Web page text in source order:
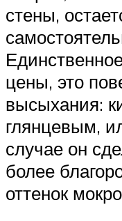
стены,
цены, это
высыхания:
глянцевым,
случае он
более
оттенок